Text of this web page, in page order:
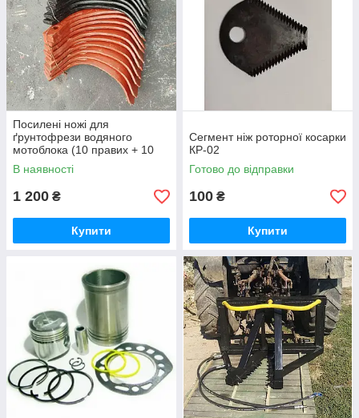
Посилені ножі для
ґрунтофрези водяного
мотоблока (10 правих + 10
лівих) — 20 шт.(комплект)
В наявності
1 200 ₴
Купити
Сегмент ніж роторної косарки
КР-02
Готово до відправки
100 ₴
Купити